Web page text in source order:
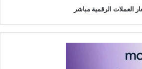
العملات الرقمية مباشر